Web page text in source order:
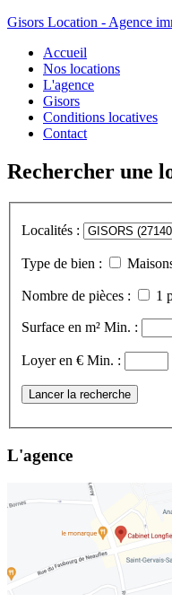
Gisors Location - Agence
Accueil
Nos locations
L'agence
Gisors
Conditions locatives
Contact
Rechercher une
Localités :
Type de bien :
Nombre de pièces : 1
Surface en m² Min. :
Loyer en € Min. :
Lancer la recherche
L'agence